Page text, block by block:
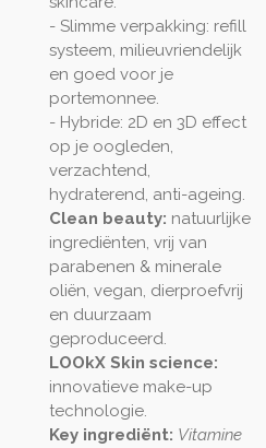
- Slimme verpakking: refill
systeem, milieuvriendelijk
en goed voor je
portemonnee.
- Hybride: 2D en 3D effect
op je oogleden,
verzachtend,
hydraterend, anti-ageing.
Clean beauty: natuurlijke
ingrediënten, vrij van
parabenen & minerale
oliën, vegan, dierproefvrij
en duurzaam
geproduceerd.
LOOkX Skin science:
innovatieve make-up
technologie.
Key ingrediënt: Vitamine